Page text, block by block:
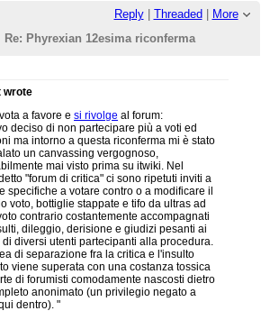
Reply| Threaded
More
Re: Phyrexian 12esima riconferma
wrote
a favore esi rivolge al forum:
deciso di non partecipare più a voti ed
ma intorno a questa riconferma mi è stato
un canvassing vergognoso,
mai visto prima su itwiki. Nel
"forum di critica" ci sono ripetuti inviti a
specifiche a votare contro o a modificare il
voto, bottiglie stappate e tifo da ultras ad
contrario costantemente accompagnati
dileggio, derisione e giudizi pesanti ai
diversi utenti partecipanti alla procedura.
di separazione fra la critica e l'insulto
viene superata con una costanza tossica
di forumisti comodamente nascosti dietro
anonimato (un privilegio negato a
dentro). "